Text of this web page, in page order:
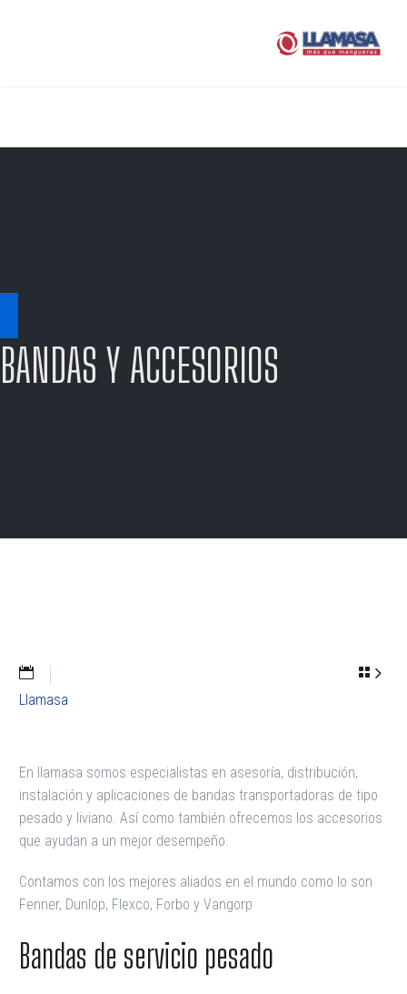
BANDAS Y ACCESORIOS

Llamasa
En llamasa somos especialistas en asesoría, distribución,
instalación y aplicaciones de bandas transportadoras de tipo
pesado y liviano. Así como también ofrecemos los accesorios
que ayudan a un mejor desempeño.
Contamos con los mejores aliados en el mundo como lo son
Fenner, Dunlop, Flexco, Forbo y Vangorp
Bandas de servicio pesado